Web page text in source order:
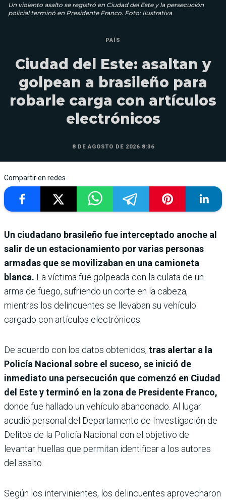
Un violento asalto se registró en Ciudad del Este y la persecución
policial terminó en Presidente Franco. Foto: Ilustrativa
PAÍS
Ciudad del Este: asaltan y
golpean a brasileño para
robarle carga con artículos
electrónicos
8 DE AGOSTO DE 2026 8:36
Compartir en redes
Un ciudadano brasileño fue interceptado anoche al
salir de un estacionamiento por varias personas
armadas que se movilizaban en una camioneta
blanca. La víctima fue golpeada con la culata de un
arma de fuego, sufriendo un corte en la cabeza,
mientras los delincuentes se llevaban su vehículo
cargado con artículos electrónicos.
De acuerdo con los datos obtenidos, tras alertar a la
Policía Nacional sobre el suceso, se inició de
inmediato una persecución que comenzó en Ciudad
del Este y terminó en la zona de Presidente Franco,
donde fue hallado un vehículo abandonado. Al lugar
acudió personal del Departamento de Investigación de
Delitos de la Policía Nacional con el objetivo de
levantar huellas que permitan identificar a los autores
del asalto.
Según los intervinientes, los delincuentes aprovecharon